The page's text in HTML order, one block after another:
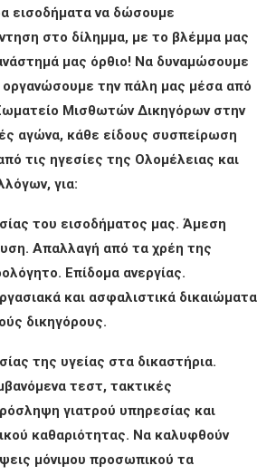
εισοδήματα να δώσουμε
στο δίλημμα, με το βλέμμα μας
μας όρθιο! Να δυναμώσουμε
οργανώσουμε την πάλη μας μέσα από
Μισθωτών Δικηγόρων στην
αγώνα, κάθε είδους συσπείρωση
τις ηγεσίες της Ολομέλειας και
για:
του εισοδήματος μας. Άμεση
Απαλλαγή από τα χρέη της
Επίδομα ανεργίας.
και ασφαλιστικά δικαιώματα
δικηγόρους.
της υγείας στα δικαστήρια.
τεστ, τακτικές
γιατρού υπηρεσίας και
καθαριότητας. Να καλυφθούν
μόνιμου προσωπικού τα